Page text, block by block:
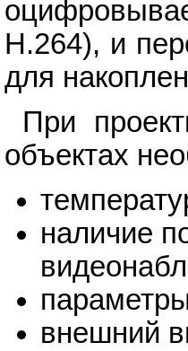
H.264), и
для
При
объектах
наличие
внешний